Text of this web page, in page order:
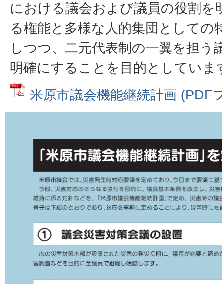
における議会および議員の役割を
る権能と多様な人的集団としての
しつつ、二元代表制の一翼を担う
明確にすることを目的としていま
米原市議会機能継続計画 (PDF